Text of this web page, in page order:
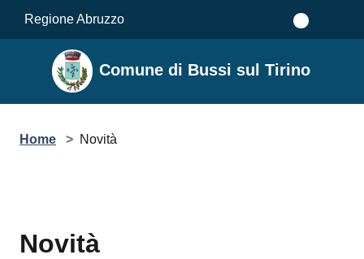
Regione Abruzzo
Comune di Bussi sul Tirino
Home > Novità
Novità